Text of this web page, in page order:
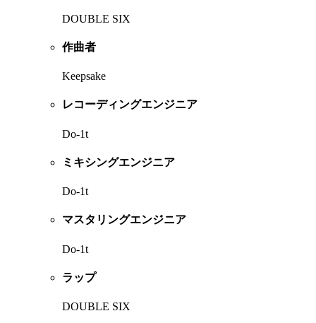
DOUBLE SIX
作曲者
Keepsake
レコーディングエンジニア
Do-1t
ミキシングエンジニア
Do-1t
マスタリングエンジニア
Do-1t
ラップ
DOUBLE SIX